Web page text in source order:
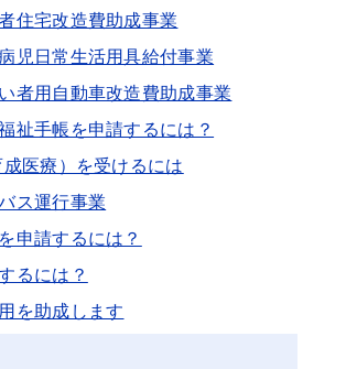
住宅改造費助成事業
児日常生活用具給付事業
者用自動車改造費助成事業
祉手帳を申請するには？
医療）を受けるには
ス運行事業
申請するには？
るには？
を助成します